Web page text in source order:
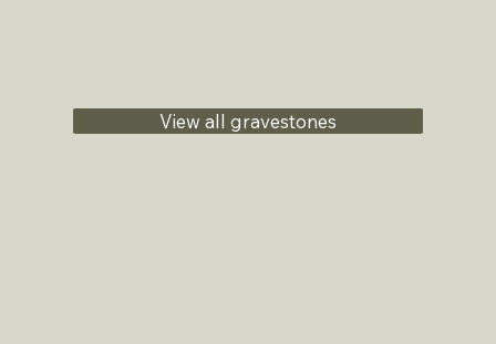
View all gravestones